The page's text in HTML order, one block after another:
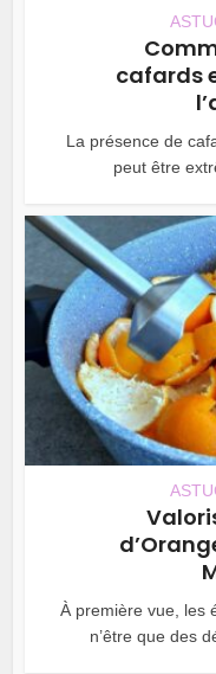
cafards
La présence de
peut être
À première vue, les
n’être que des